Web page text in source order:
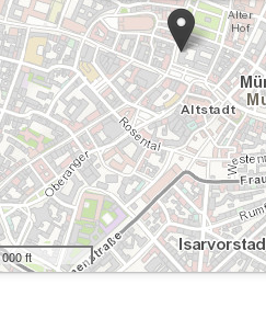
ft